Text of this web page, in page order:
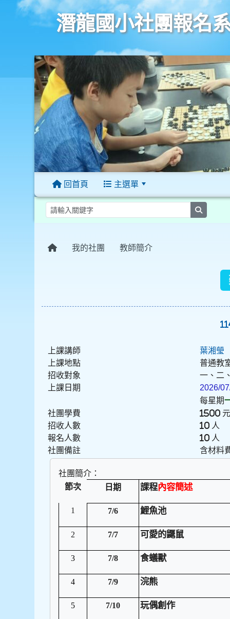
潛龍國小社團報名
回首頁 主選單
我的社團 教師簡介
上課講師
葉湘瑩
上課地點
普通教
招收對象
一、二
上課日期
2026/
每星期
社團學費
1500 元
招收人數
10 人
報名人數
10 人
社團備註
含材料
社團簡介：
節次 日期 課程內容簡述
1 7/6 鯉魚池
2 7/7 可愛的鼴鼠
3 7/8 食蟻獸
4 7/9 浣熊
5 7/10 玩偶創作